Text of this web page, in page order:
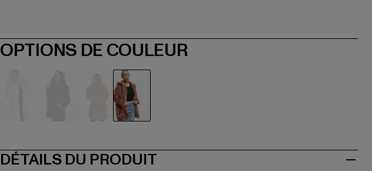
OPTIONS DE COULEUR
DÉTAILS DU PRODUIT